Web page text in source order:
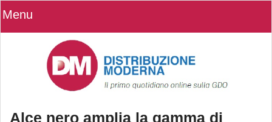
Menu
Alce nero amplia la gamma di